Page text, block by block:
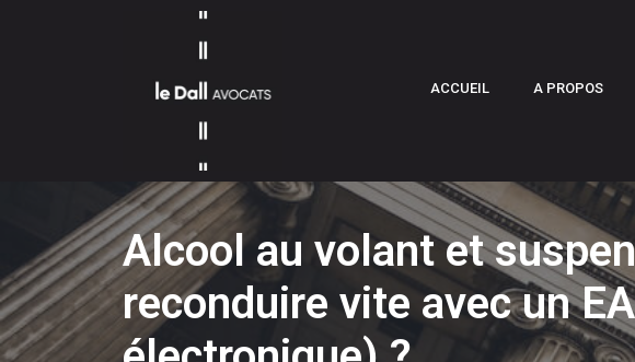
ACCUEIL A PROPOS
Alcool au volant et
reconduire vite avec un